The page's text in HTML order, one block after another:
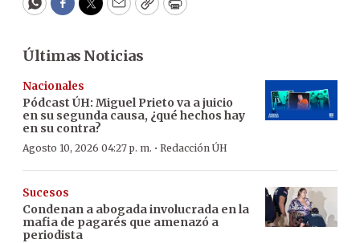
WhatsApp
Facebook
Twitter
EmailCopyPrint
Últimas Noticias
Nacionales
Pódcast ÚH: Miguel Prieto va a juicio
en su segunda causa, ¿qué hechos hay
en su contra?
Agosto 10, 2026 04:27 p. m. · Redacción ÚH
Sucesos
Condenan a abogada involucrada en la
mafia de pagarés que amenazó a
periodista